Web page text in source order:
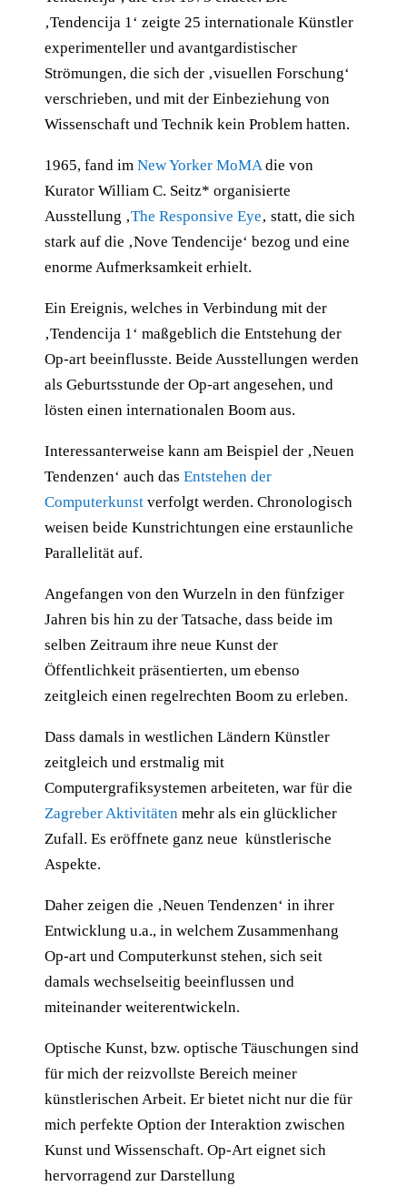
‚Tendencija 1‘ zeigte 25 internationale Künstler
experimenteller und avantgardistischer
Strömungen, die sich der ‚visuellen Forschung‘
verschrieben, und mit der Einbeziehung von
Wissenschaft und Technik kein Problem hatten.
1965, fand im New Yorker MoMAdie von
Kurator William C. Seitz* organisierte
Ausstellung ‚The Responsive Eye‚ statt, die sich
stark auf die ‚Nove Tendencije‘ bezog und eine
enorme Aufmerksamkeit erhielt.
Ein Ereignis, welches in Verbindung mit der
‚Tendencija 1‘ maßgeblich die Entstehung der
Op-art beeinflusste. Beide Ausstellungen werden
als Geburtsstunde der Op-art angesehen, und
lösten einen internationalen Boom aus.
Interessanterweise kann am Beispiel der ‚Neuen
Tendenzen‘ auch das Entstehen der
Computerkunst verfolgt werden. Chronologisch
weisen beide Kunstrichtungen eine erstaunliche
Parallelität auf.
Angefangen von den Wurzeln in den fünfziger
Jahren bis hin zu der Tatsache, dass beide im
selben Zeitraum ihre neue Kunst der
Öffentlichkeit präsentierten, um ebenso
zeitgleich einen regelrechten Boom zu erleben.
Dass damals in westlichen Ländern Künstler
zeitgleich und erstmalig mit
Computergrafiksystemen arbeiteten, war für die
Zagreber Aktivitäten mehr als ein glücklicher
Zufall. Es eröffnete ganz neue künstlerische
Aspekte.
Daher zeigen die ‚Neuen Tendenzen‘ in ihrer
Entwicklung u.a., in welchem Zusammenhang
Op-art und Computerkunst stehen, sich seit
damals wechselseitig beeinflussen und
miteinander weiterentwickeln.
Optische Kunst, bzw. optische Täuschungen sind
für mich der reizvollste Bereich meiner
künstlerischen Arbeit. Er bietet nicht nur die für
mich perfekte Option der Interaktion zwischen
Kunst und Wissenschaft. Op-Art eignet sich
hervorragend zur Darstellung